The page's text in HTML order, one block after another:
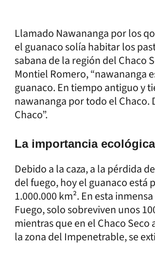
Llamado Nawananga por los
el guanaco solía habitar los
sabana de la región del Chaco
Montiel Romero, “nawananga
guanaco. En tiempo antiguo y
nawananga por todo el Chaco.
Chaco”.
La importancia
Debido a la caza, a la pérdida
del fuego, hoy el guanaco está
1.000.000 km². En esta
Fuego, solo sobreviven unos
mientras que en el Chaco
la zona del Impenetrable, se